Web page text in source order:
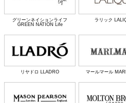
グリーンネイションライフ
GREEN NATION Life
ラリック
リヤドロ LLADRO マールマール